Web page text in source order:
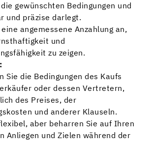
gewünschten Bedingungen und
und präzise darlegt.
angemessene Anzahlung an,
und
zu zeigen.
Sie die Bedingungen des Kaufs
oder dessen Vertretern,
des Preises, der
und anderer Klauseln.
aber beharren Sie auf Ihren
Anliegen und Zielen während der